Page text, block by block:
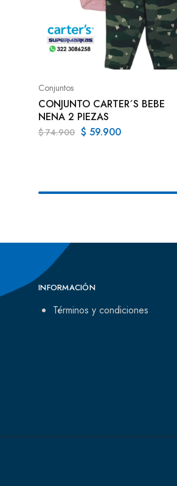
Conjuntos
CONJUNTO CARTER´S BEBE
NENA 2 PIEZAS
$74.900 $ 59.900
INFORMACIÓN
Términos y condiciones